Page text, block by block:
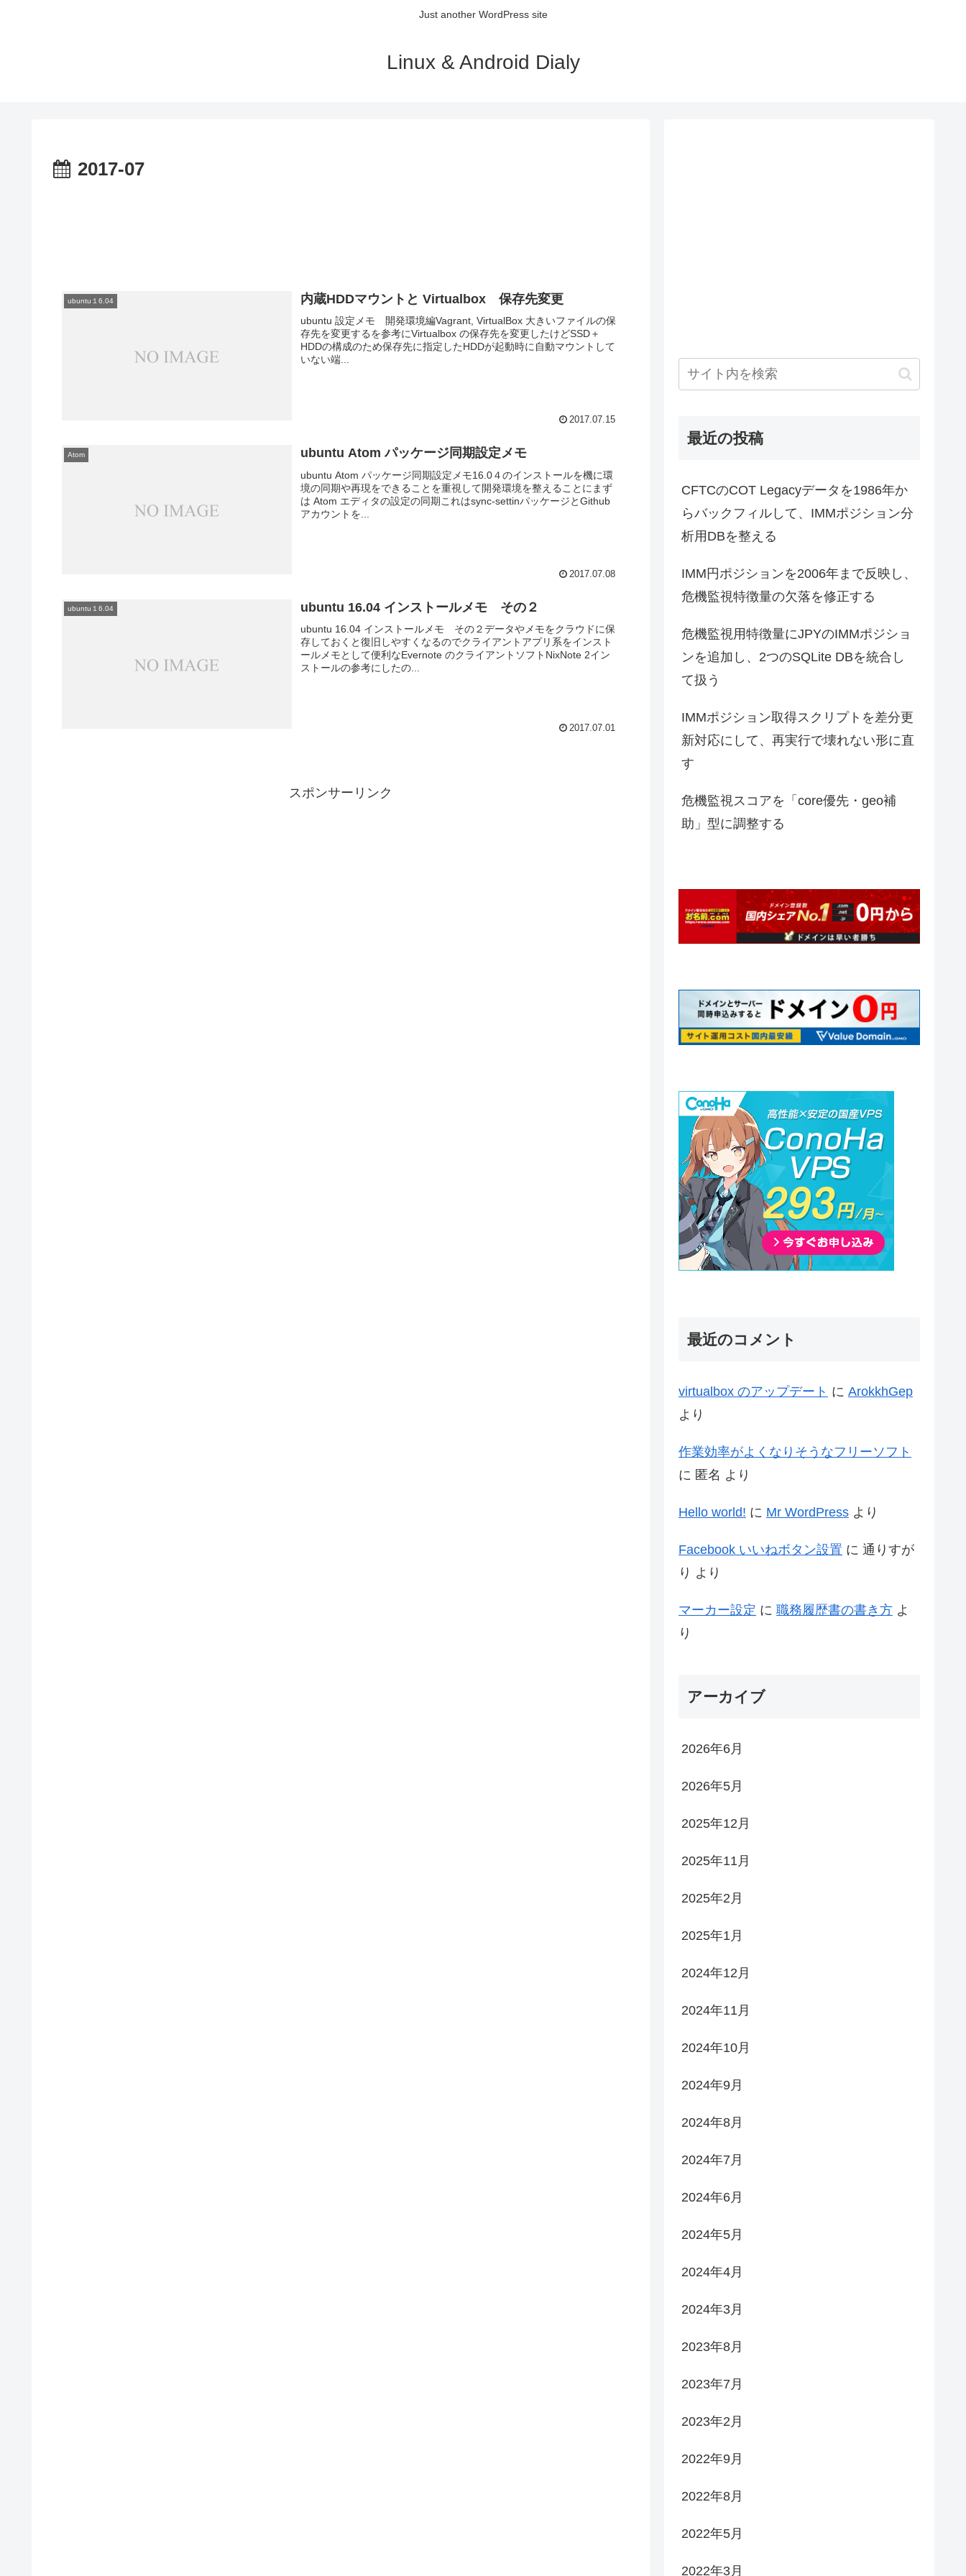
Just another WordPress site
Linux & Android Dialy
2017-07
ubuntu１6.04 内蔵HDDマウントと Virtualbox 保存先変更
ubuntu 設定メモ 開発環境編Vagrant, VirtualBox 大きいファイルの保
存先を変更するを参考にVirtualbox の保存先を変更したけどSSD＋
HDDの構成のため保存先に指定したHDDが起動時に自動マウントして
いない端...
2017.07.15
Atom ubuntu Atom パッケージ同期設定メモ
ubuntu Atom パッケージ同期設定メモ16.0４のインストールを機に環
境の同期や再現をできることを重視して開発環境を整えることにまず
は Atom エディタの設定の同期これはsync-settinパッケージとGithub
アカウントを...
2017.07.08
ubuntu１6.04 ubuntu 16.04 インストールメモ その２
ubuntu 16.04 インストールメモ その２データやメモをクラウドに保
存しておくと復旧しやすくなるのでクライアントアプリ系をインスト
ールメモとして便利なEvernote のクライアントソフトNixNote 2イン
ストールの参考にしたの...
2017.07.01
スポンサーリンク
最近の投稿
CFTCのCOT Legacyデータを1986年か
らバックフィルして、IMMポジション分
析用DBを整える
IMM円ポジションを2006年まで反映し、
危機監視特徴量の欠落を修正する
危機監視用特徴量にJPYのIMMポジショ
ンを追加し、2つのSQLite DBを統合し
て扱う
IMMポジション取得スクリプトを差分更
新対応にして、再実行で壊れない形に直
す
危機監視スコアを「core優先・geo補
助」型に調整する
最近のコメント
virtualbox のアップデート に ArokkhGep
より
作業効率がよくなりそうなフリーソフト
に 匿名 より
Hello world! に Mr WordPress より
Facebook いいねボタン設置 に 通りすが
り より
マーカー設定 に 職務履歴書の書き方 よ
り
アーカイブ
2026年6月
2026年5月
2025年12月
2025年11月
2025年2月
2025年1月
2024年12月
2024年11月
2024年10月
2024年9月
2024年8月
2024年7月
2024年6月
2024年5月
2024年4月
2024年3月
2023年8月
2023年7月
2023年2月
2022年9月
2022年8月
2022年5月
2022年3月